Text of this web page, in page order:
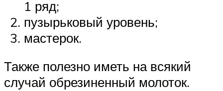
1 ряд;
пузырьковый уровень;
мастерок.
Также полезно иметь на всякий
случай обрезиненный молоток.